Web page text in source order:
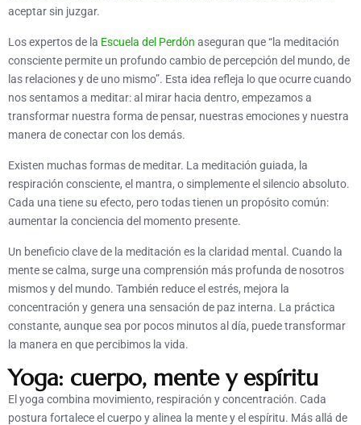
aceptar sin juzgar.
Los expertos de la Escuela del Perdón aseguran que “la meditación
consciente permite un profundo cambio de percepción del mundo, de
las relaciones y de uno mismo”. Esta idea refleja lo que ocurre cuando
nos sentamos a meditar: al mirar hacia dentro, empezamos a
transformar nuestra forma de pensar, nuestras emociones y nuestra
manera de conectar con los demás.
Existen muchas formas de meditar. La meditación guiada, la
respiración consciente, el mantra, o simplemente el silencio absoluto.
Cada una tiene su efecto, pero todas tienen un propósito común:
aumentar la conciencia del momento presente.
Un beneficio clave de la meditación es la claridad mental. Cuando la
mente se calma, surge una comprensión más profunda de nosotros
mismos y del mundo. También reduce el estrés, mejora la
concentración y genera una sensación de paz interna. La práctica
constante, aunque sea por pocos minutos al día, puede transformar
la manera en que percibimos la vida.
Yoga: cuerpo, mente y espíritu
El yoga combina movimiento, respiración y concentración. Cada
postura fortalece el cuerpo y alinea la mente y el espíritu. Más allá de